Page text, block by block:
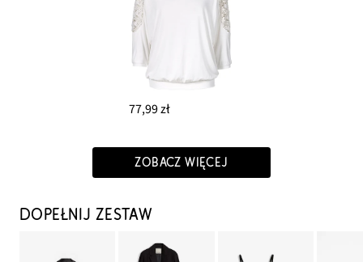
77,99 zł
ZOBACZ WIĘCEJ
DOPEŁNIJ ZESTAW